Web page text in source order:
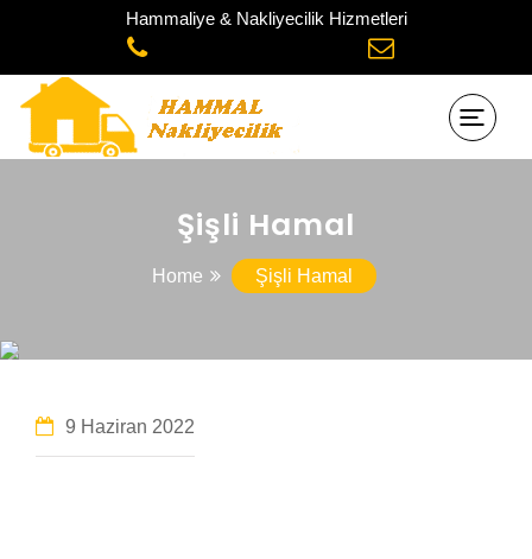
Hammaliye & Nakliyecilik Hizmetleri
Şişli Hamal
Home Şişli Hamal
9 Haziran 2022